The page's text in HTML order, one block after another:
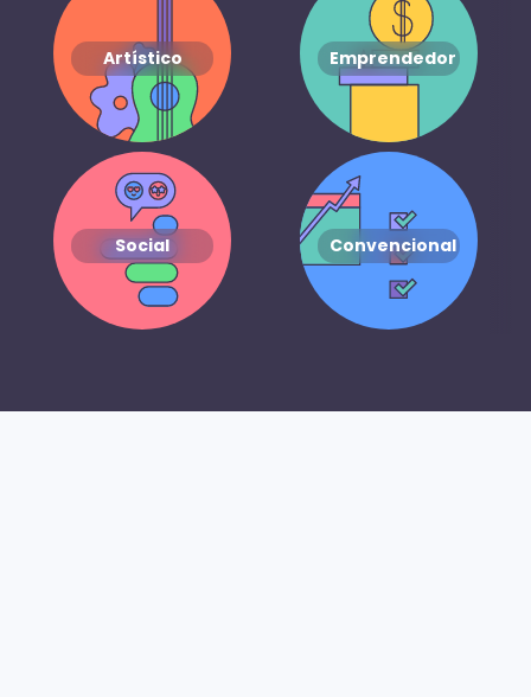
Artístico Emprendedor
Social Convencional